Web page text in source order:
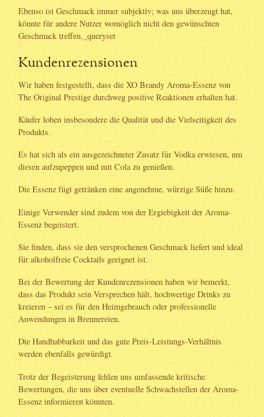
Ebenso ist Geschmack immer subjektiv; was uns überzeugt hat,
könnte für andere Nutzer womöglich nicht den gewünschten
Geschmack treffen._queryset
Kundenrezensionen
Wir haben festgestellt, dass die XO Brandy Aroma-Essenz von
The Original Prestige durchweg positive Reaktionen erhalten hat.
Käufer loben insbesondere die Qualität und die Vielseitigkeit des
Produkts.
Es hat sich als ein ausgezeichneter Zusatz für Vodka erwiesen, um
diesen aufzupeppen und mit Cola zu genießen.
Die Essenz fügt getränken eine angenehme, würzige Süße hinzu.
Einige Verwender sind zudem von der Ergiebigkeit der Aroma-
Essenz begeistert.
Sie finden, dass sie den versprochenen Geschmack liefert und ideal
für alkoholfreie Cocktails geeignet ist.
Bei der Bewertung der Kundenrezensionen haben wir bemerkt,
dass das Produkt sein Versprechen hält, hochwertige Drinks zu
kreieren – sei es für den Heimgebrauch oder professionelle
Anwendungen in Brennereien.
Die Handhabbarkeit und das gute Preis-Leistungs-Verhältnis
werden ebenfalls gewürdigt.
Trotz der Begeisterung fehlen uns umfassende kritische
Bewertungen, die uns über eventuelle Schwachstellen der Aroma-
Essenz informieren könnten.